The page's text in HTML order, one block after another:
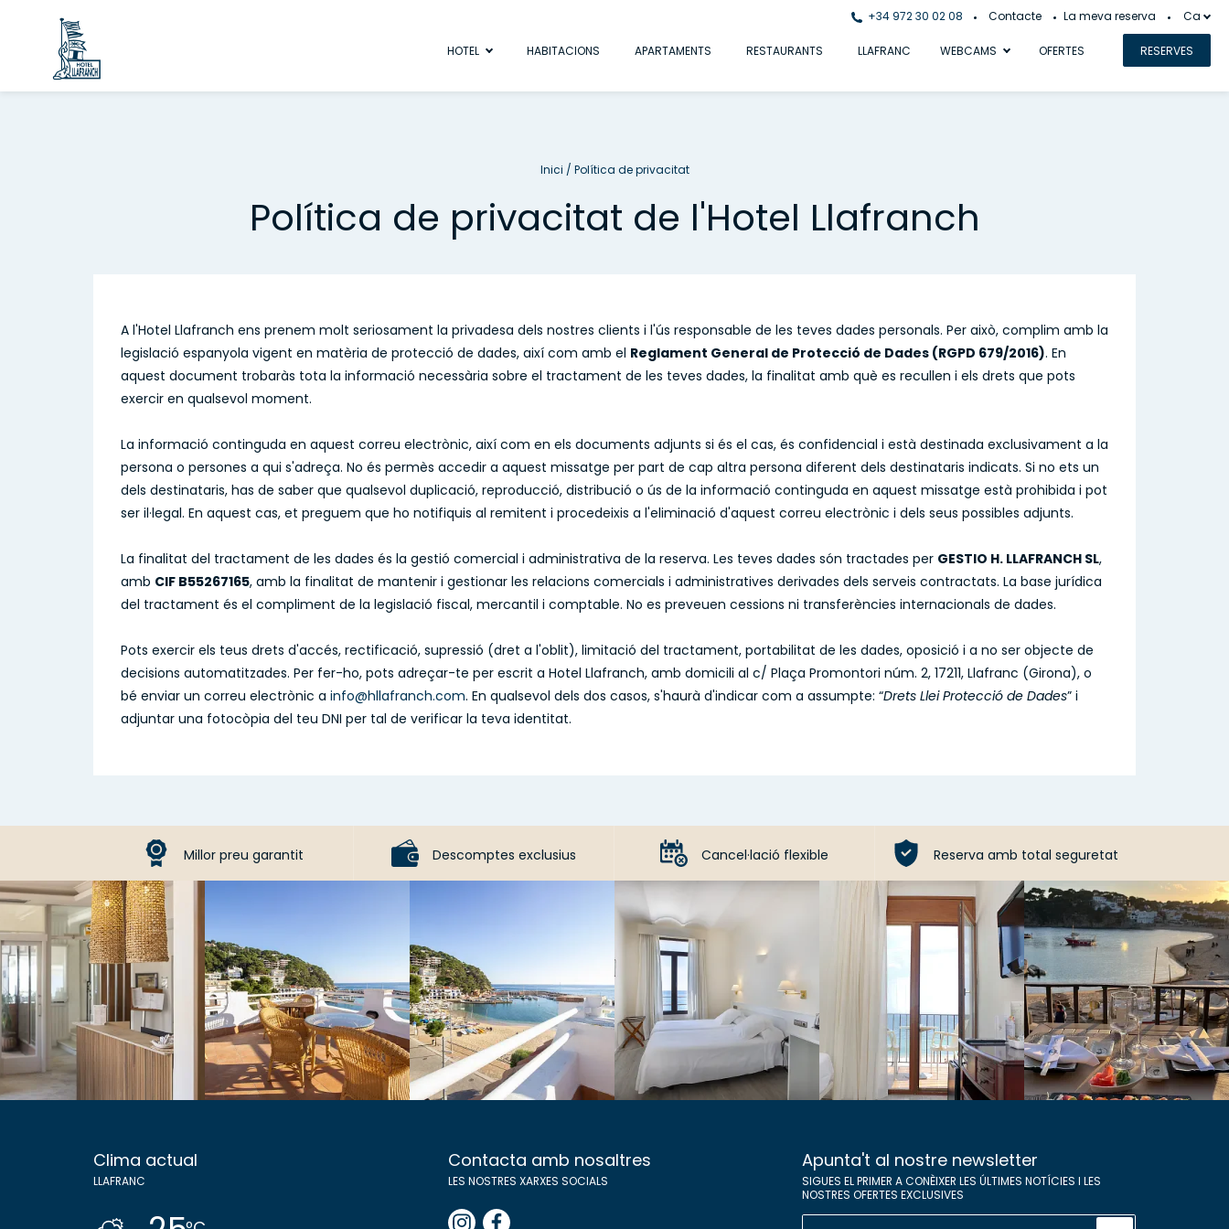
+34 972 30 02 08 Contacte La meva reserva Ca
HOTEL HABITACIONS APARTAMENTS RESTAURANTS LLAFRANC WEBCAMS OFERTES RESERVES
Inici / Política de privacitat
Política de privacitat de l'Hotel Llafranch
A l'Hotel Llafranch ens prenem molt seriosament la privadesa dels nostres clients i l'ús responsable de les teves dades personals. Per això, complim amb la
legislació espanyola vigent en matèria de protecció de dades, així com amb el Reglament General de Protecció de Dades (RGPD 679/2016). En
aquest document trobaràs tota la informació necessària sobre el tractament de les teves dades, la finalitat amb què es recullen i els drets que pots
exercir en qualsevol moment.
La informació continguda en aquest correu electrònic, així com en els documents adjunts si és el cas, és confidencial i està destinada exclusivament a la
persona o persones a qui s'adreça. No és permès accedir a aquest missatge per part de cap altra persona diferent dels destinataris indicats. Si no ets un
dels destinataris, has de saber que qualsevol duplicació, reproducció, distribució o ús de la informació continguda en aquest missatge està prohibida i pot
ser il·legal. En aquest cas, et preguem que ho notifiquis al remitent i procedeixis a l'eliminació d'aquest correu electrònic i dels seus possibles adjunts.
La finalitat del tractament de les dades és la gestió comercial i administrativa de la reserva. Les teves dades són tractades per GESTIO H. LLAFRANCH SL,
amb CIF B55267165, amb la finalitat de mantenir i gestionar les relacions comercials i administratives derivades dels serveis contractats. La base jurídica
del tractament és el compliment de la legislació fiscal, mercantil i comptable. No es preveuen cessions ni transferències internacionals de dades.
Pots exercir els teus drets d'accés, rectificació, supressió (dret a l'oblit), limitació del tractament, portabilitat de les dades, oposició i a no ser objecte de
decisions automatitzades. Per fer-ho, pots adreçar-te per escrit a Hotel Llafranch, amb domicili al c/ Plaça Promontori núm. 2, 17211, Llafranc (Girona), o
bé enviar un correu electrònic a info@hllafranch.com. En qualsevol dels dos casos, s'haurà d'indicar com a assumpte: “Drets Llei Protecció de Dades” i
adjuntar una fotocòpia del teu DNI per tal de verificar la teva identitat.
Millor preu garantit Descomptes exclusius Cancel·lació flexible Reserva amb total seguretat
Clima actual
LLAFRANC
Contacta amb nosaltres
LES NOSTRES XARXES SOCIALS
Apunta't al nostre newsletter
SIGUES EL PRIMER A CONÈIXER LES ÚLTIMES NOTÍCIES I LES
NOSTRES OFERTES EXCLUSIVES